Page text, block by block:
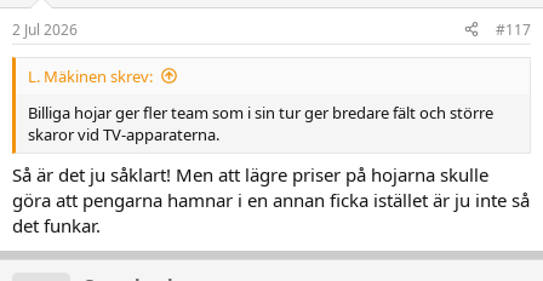
2 Jul 2026 #117
L. Mäkinen skrev:
Billiga hojar ger fler team som i sin tur ger bredare fält och större
skaror vid TV-apparaterna.
Så är det ju såklart! Men att lägre priser på hojarna skulle
göra att pengarna hamnar i en annan ficka istället är ju inte så
det funkar.